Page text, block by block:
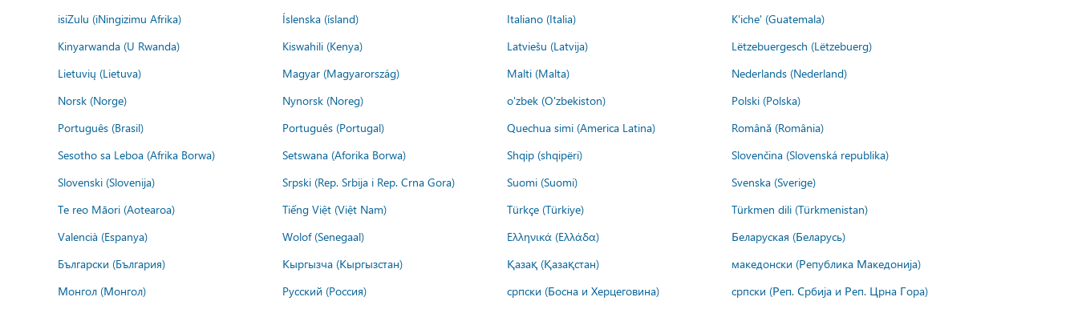
isiZulu (iNingizimu Afrika)
Íslenska (ísland) Italiano (Italia)
K'iche' (Guatemala)
Kinyarwanda (U Rwanda)
Kiswahili (Kenya) Latviešu (Latvija)
Lëtzebuergesch (Lëtzebuerg)
Lietuvių (Lietuva)
Magyar (Magyarország) Malti (Malta)
Nederlands (Nederland)
Norsk (Norge)
Nynorsk (Noreg) o'zbek (O'zbekiston)
Polski (Polska)
Português (Brasil)
Português (Portugal) Quechua simi (America Latina)
Română (România)
Sesotho sa Leboa (Afrika Borwa)
Setswana (Aforika Borwa) Shqip (shqipëri)
Slovenčina (Slovenská republika)
Slovenski (Slovenija)
Srpski (Rep. Srbija i Rep. Crna Gora) Suomi (Suomi)
Svenska (Sverige)
Te reo Māori (Aotearoa)
Tiếng Việt (Việt Nam) Türkçe (Türkiye)
Türkmen dili (Türkmenistan)
Valencià (Espanya)
Wolof (Senegaal) Ελληνικά (Ελλάδα)
Беларуская (Беларусь)
Български (България)
Кыргызча (Кыргызстан) Қазақ (Қазақстан)
македонски (Република Македонија)
Монгол (Монгол)
Русский (Россия) српски (Босна и Херцеговина)
српски (Реп. Србија и Реп. Црна Гора)